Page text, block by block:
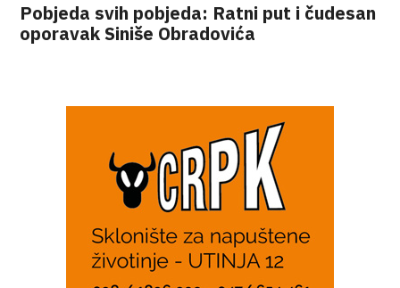
Pobjeda svih pobjeda: Ratni put i čudesan
oporavak Siniše Obradovića